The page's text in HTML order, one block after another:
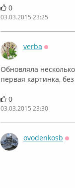
0
03.03.2015 23:25
verba
Обновляла
первая картинка,
0
03.03.2015 23:30
ovodenkosb